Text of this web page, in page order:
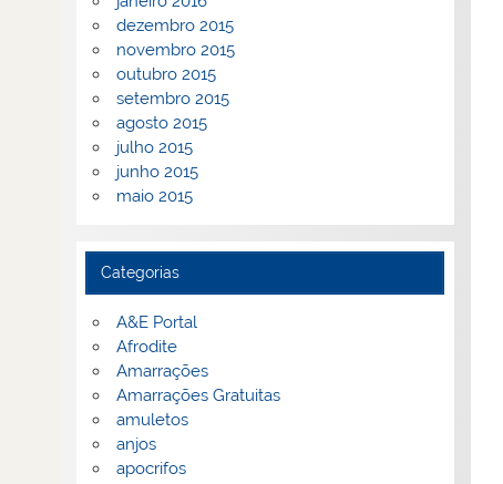
dezembro 2015
novembro 2015
outubro 2015
setembro 2015
agosto 2015
julho 2015
junho 2015
maio 2015
Categorias
A&E Portal
Afrodite
Amarrações
Amarrações Gratuitas
amuletos
anjos
apocrifos